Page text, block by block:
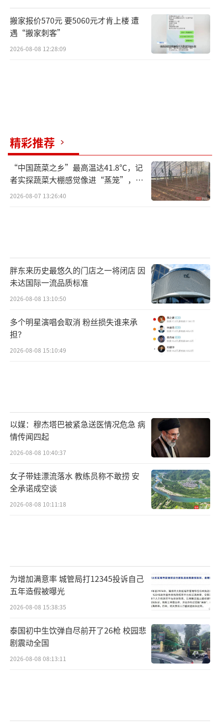
搬家报价570元 要5060元才肯上楼 遭
遇“搬家刺客”
2026-08-08 12:28:09
精彩推荐
“中国蔬菜之乡”最高温达41.8℃，记
者实探蔬菜大棚感觉像进“蒸笼”，有
村民称只能凌晨两点起来干活
2026-08-07 13:26:40
胖东来历史最悠久的门店之一将闭店 因
未达国际一流品质标准
2026-08-08 13:10:50
多个明星演唱会取消 粉丝损失谁来承
担？
2026-08-08 15:10:49
以媒：穆杰塔巴被紧急送医情况危急 病
情传闻四起
2026-08-08 10:40:37
女子带娃漂流落水 教练员称不敢捞 安
全承诺成空谈
2026-08-08 10:11:18
为增加满意率 城管局打12345投诉自己
五年造假被曝光
2026-08-08 15:38:35
泰国初中生饮弹自尽前开了26枪 校园悲
剧震动全国
2026-08-08 08:13:11